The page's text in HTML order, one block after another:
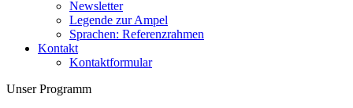
Newsletter
Legende zur Ampel
Sprachen: Referenzrahmen
Kontakt
Kontaktformular
Unser Programm